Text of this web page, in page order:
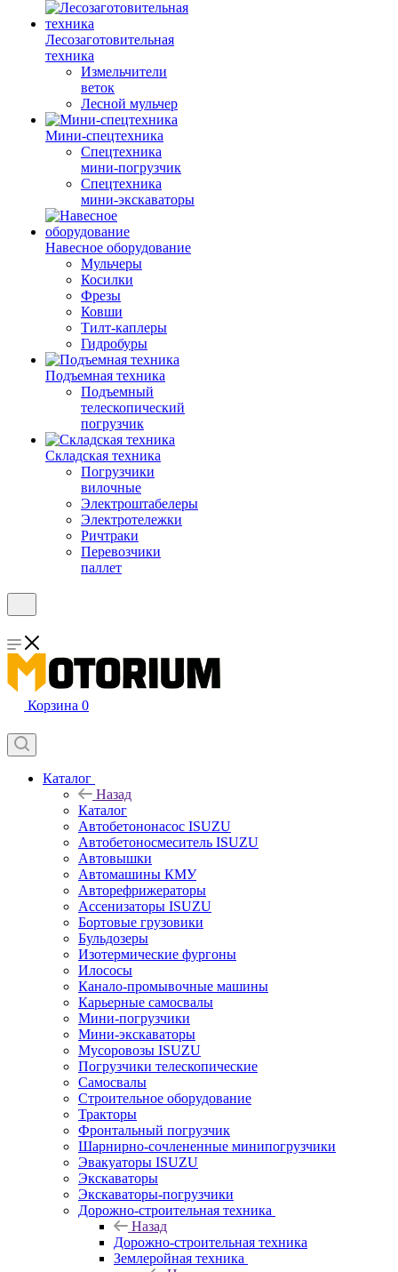
Лесозаготовительная
техника
Измельчители
веток
Лесной мульчер
Мини-спецтехника
Спецтехника
мини-погрузчик
Спецтехника
мини-экскаваторы
Навесное оборудование
Мульчеры
Косилки
Фрезы
Ковши
Тилт-каплеры
Гидробуры
Подъемная техника
Подъемный
телескопический
погрузчик
Складская техника
Погрузчики
вилочные
Электроштабелеры
Электротележки
Ричтраки
Перевозчики
паллет
Корзина 0
Каталог
Назад
Каталог
Автобетононасос ISUZU
Автобетоносмеситель ISUZU
Автовышки
Автомашины КМУ
Авторефрижераторы
Ассенизаторы ISUZU
Бортовые грузовики
Бульдозеры
Изотермические фургоны
Илососы
Канало-промывочные машины
Карьерные самосвалы
Мини-погрузчики
Мини-экскаваторы
Мусоровозы ISUZU
Погрузчики телескопические
Самосвалы
Строительное оборудование
Тракторы
Фронтальный погрузчик
Шарнирно-сочлененные минипогрузчики
Эвакуаторы ISUZU
Экскаваторы
Экскаваторы-погрузчики
Дорожно-строительная техника
Назад
Дорожно-строительная техника
Землеройная техника